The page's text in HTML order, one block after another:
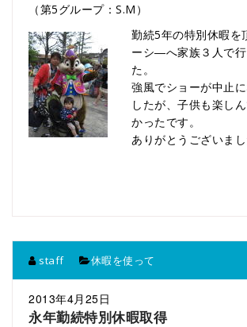
（第5グループ：S.M）
勤続5年の特別休暇を
ーシ―へ家族３人で
た。
強風でショーが中止
したが、子供も楽し
かったです。
ありがとうございまし
staff 休暇を使って
2013年4月25日
永年勤続特別休暇取得